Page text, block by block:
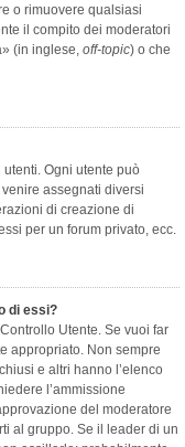
o rimuovere qualsiasi
il compito dei moderatori
(in inglese, off-topic) o che
utenti. Ogni utente può
assegnati diversi
di creazione di
per un forum privato, ecc.
di essi?
Utente. Se vuoi far
appropriato. Non sempre
e altri hanno l’elenco
l’ammissione
del moderatore
al gruppo. Se il leader di un